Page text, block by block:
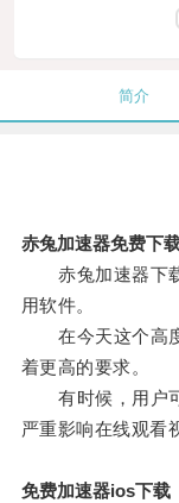
简介
赤兔加速器免费下
赤兔加速器下载
用软件。
在今天这个高度
着更高的要求。
有时候，用户可
严重影响在线观看
免费加速器ios下载